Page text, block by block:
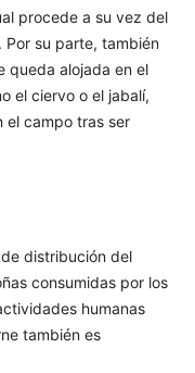
procede a su vez del
Por su parte, también
queda alojada en el
el ciervo o el jabalí,
el campo tras ser
distribución del
consumidas por los
humanas
también es